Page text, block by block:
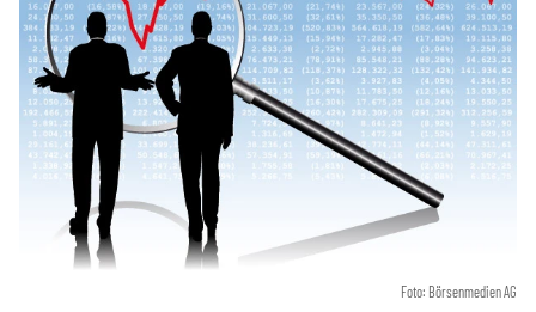
Foto: Börsenmedien AG